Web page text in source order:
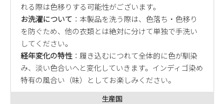
お問い合わせ
れる際は色移りする可能性がございます。
お洗濯について ：本製品を洗う際は、色落ち・色移り
を防ぐため、他の衣類とは絶対に分けて単独で手洗い
してください。
経年変化の特性：履き込むにつれて全体的に色が馴染
み、淡い色合いへと変化していきます。インディゴ染め
特有の風合い（味）としてお楽しみください。
生産国